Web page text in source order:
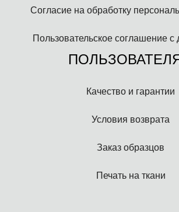
Согласие на обработку
Пользовательское соглашение с
Качество и гарантии
Условия возврата
Заказ образцов
Печать на ткани